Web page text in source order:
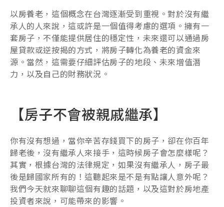
以房養老，這個概念在台灣逐漸受到重視。對於沒有繼
承人的人來說，這或許是一個值得考慮的選項。擁有一
套房子，不僅能提供居住的穩定性，未來還可以通過房
屋貸款或逆按揭的方式，將房子轉化為養老的資金來
源。當然，這需要仔細評估房子的地段、未來增值潛
力，以及自己的財務狀況。
【房子不會被親戚繼承】
你有沒有想過，當你辛苦存錢買下的房子，卻在你百年
歸老後，沒有繼承人來接手，這時候房子會怎麼樣呢？
其實，根據台灣的法律規定，如果沒有繼承人，房子最
後是歸國家所有的！這聽起來是不是有點讓人意外呢？
我們今天就來聊聊這個有趣的話題，以及這對於房地產
投資者來說，可能帶來的影響。